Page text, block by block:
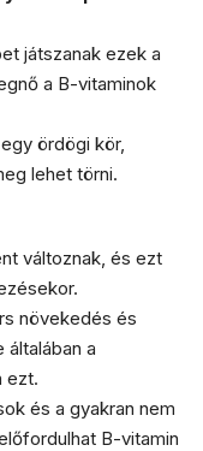
játszanak ezek a
a B-vitaminok
ördögi kör,
lehet törni.
változnak, és ezt
növekedés és
a
ezt.
és a gyakran nem
B-vitamin